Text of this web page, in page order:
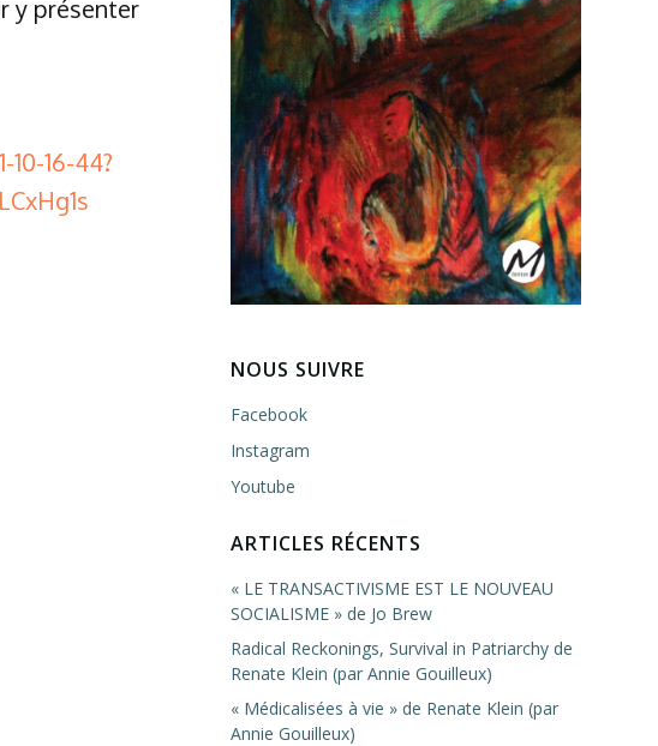
y présenter
16-44?
NOUS SUIVRE
Facebook
Instagram
Youtube
ARTICLES RÉCENTS
« LE TRANSACTIVISME EST LE NOUVEAU
SOCIALISME » de Jo Brew
Radical Reckonings, Survival in Patriarchy de
Renate Klein (par Annie Gouilleux)
« Médicalisées à vie » de Renate Klein (par
Annie Gouilleux)